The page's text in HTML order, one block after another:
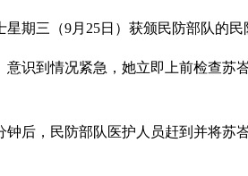
期三（9月25日）获颁民防部队的民
识到情况紧急，她立即上前检查苏
后，民防部队医护人员赶到并将苏